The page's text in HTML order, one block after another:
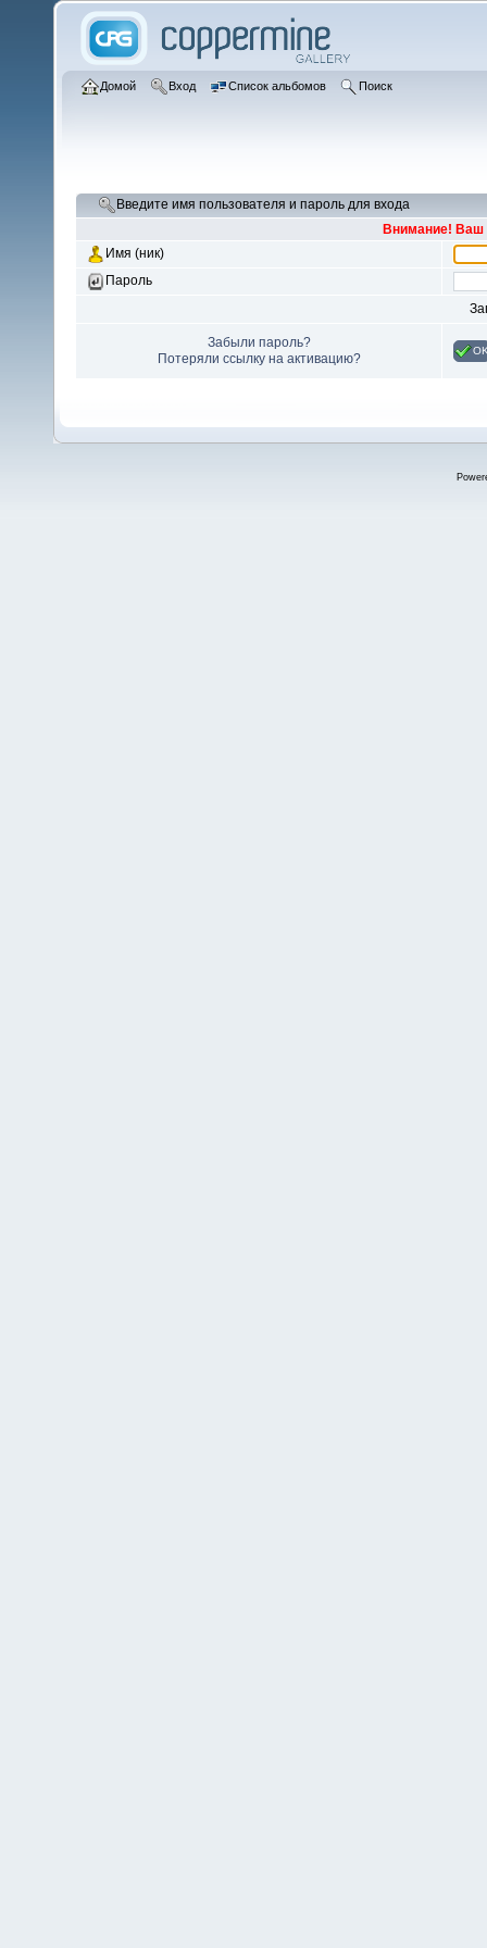
Домой Вход Список альбомов Поиск
Введите имя пользователя и пароль для входа
Внимание! Ваш
Имя (ник)
Пароль
Забыли пароль?
Потеряли ссылку на активацию?